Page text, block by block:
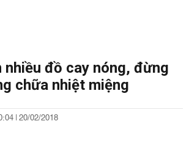
nhiều đồ cay nóng, đừng
chữa nhiệt miệng
| 20/02/2018